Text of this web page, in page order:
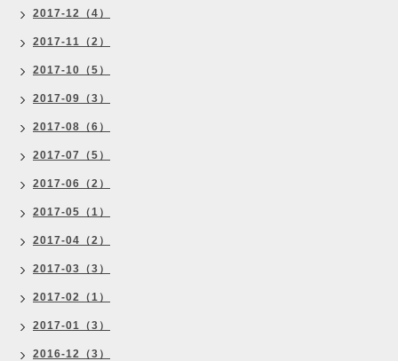
2017-12（4）
2017-11（2）
2017-10（5）
2017-09（3）
2017-08（6）
2017-07（5）
2017-06（2）
2017-05（1）
2017-04（2）
2017-03（3）
2017-02（1）
2017-01（3）
2016-12（3）